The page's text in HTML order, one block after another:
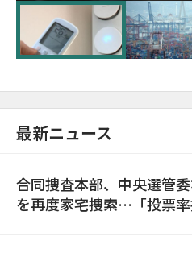
に需給対応体制を点検
最新ニュース
合同捜査本部、中央選管
を再度家宅捜索…「投票